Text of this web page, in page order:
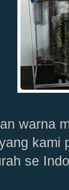
warna
kami
se